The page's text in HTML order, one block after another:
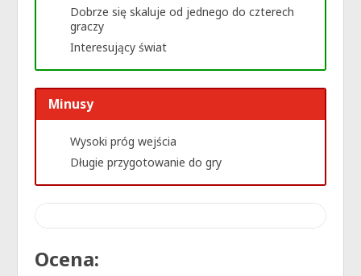
Dobrze się skaluje od jednego do czterech
graczy
Interesujący świat
Minusy
Wysoki próg wejścia
Długie przygotowanie do gry
Ocena: